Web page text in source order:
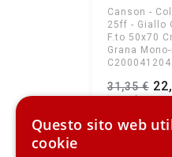
Canson -
25ff - Giallo
F.to 50x70
Grana
C200041204
31,35 €
Questo sito web
cookie